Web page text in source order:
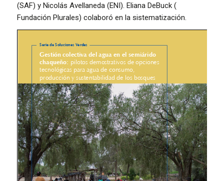
(SAF) y Nicolás Avellaneda (ENI). Eliana DeBuck (
Fundación Plurales) colaboró en la sistematización.